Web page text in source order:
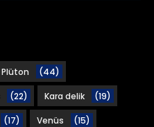
Plüton (44)
(22) Kara delik (19)
(17) Venüs (15)